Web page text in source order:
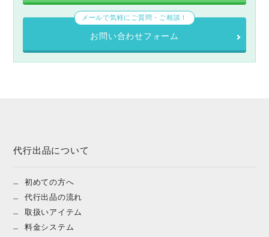
メールで気軽にご質問・ご相談！
お問い合わせフォーム
代行出品について
初めての方へ
代行出品の流れ
取扱いアイテム
料金システム